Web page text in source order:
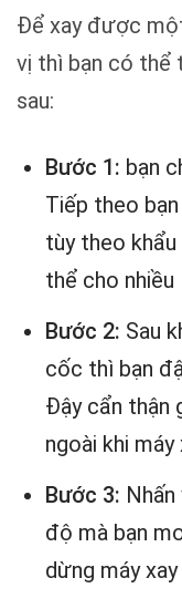
Để xay được
vị thì bạn có thể
sau:
Bước 1: bạn
Tiếp theo
tùy theo khẩu
thể cho nhiều
Bước 2: Sau
cốc thì bạn
Đậy cẩn thận
ngoài khi
Bước 3:
độ mà bạn
dừng máy